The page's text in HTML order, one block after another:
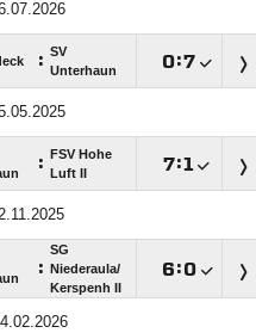
: SV
Unterhaun
:
:
FSV Hohe
Luft II
:
:
SG
Niederaula/​
Kerspenh II
: